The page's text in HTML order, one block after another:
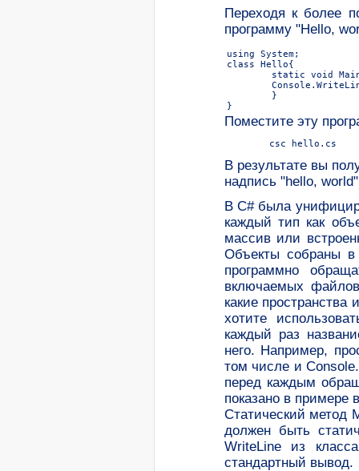
Переходя к более
программу "Hello,
using System;
class Hello{
}
Поместите эту
      	csc hello.cs
В результате вы
надпись "hello,
В C# была
каждый тип как
массив или
Объекты собраны в
программно
включаемых
какие
хотите
каждый раз
него. Например,
том числе и
перед каждым
показано в примере
Статический метод
должен быть
WriteLine из
стандартный вывод.